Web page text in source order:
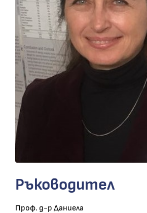
Ръководител
Проф. д-р Даниела